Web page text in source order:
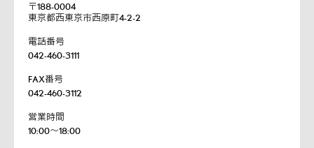
〒188-0004
東京都西東京市西原町4-2-2
電話番号
042-460-3111
FAX番号
042-460-3112
営業時間
10:00～18:00